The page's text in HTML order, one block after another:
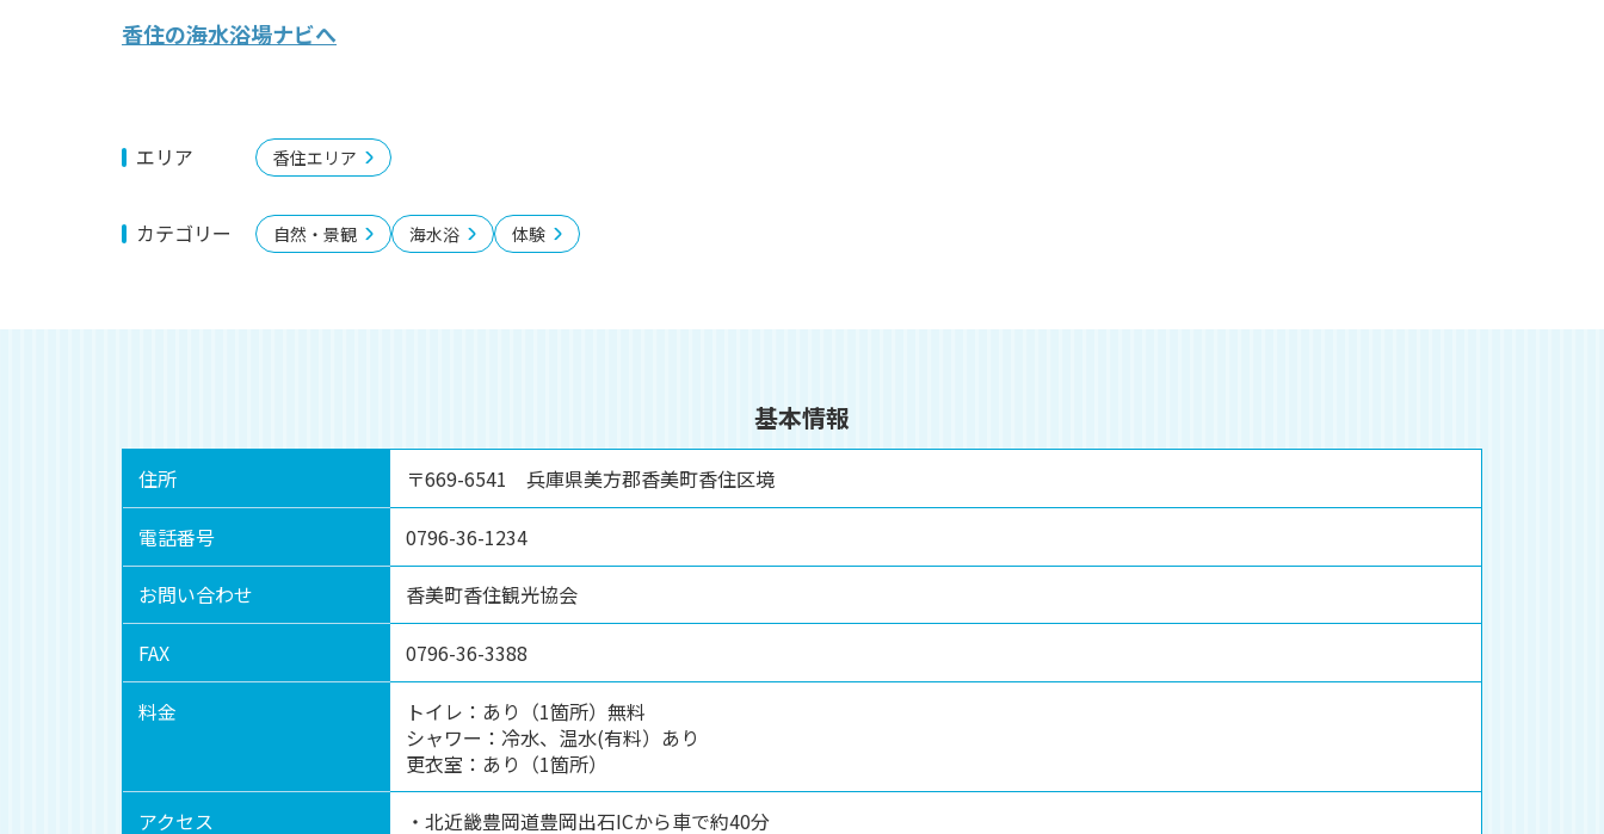
香住の海水浴場ナビへ
エリア 香住エリア
カテゴリー 自然・景観 海水浴 体験
基本情報
住所 〒669-6541 兵庫県美方郡香美町香住区境
電話番号 0796-36-1234
お問い合わせ 香美町香住観光協会
FAX 0796-36-3388
料金
トイレ：あり（1箇所）無料
シャワー：冷水、温水(有料）あり
更衣室：あり（1箇所）
アクセス
・北近畿豊岡道豊岡出石ICから車で約40分